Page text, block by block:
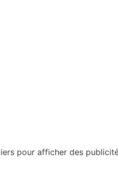
pour afficher des